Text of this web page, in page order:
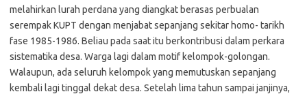
melahirkan lurah perdana yang diangkat berasas perbualan
serempak KUPT dengan menjabat sepanjang sekitar homo- tarikh
fase 1985-1986. Beliau pada saat itu berkontribusi dalam perkara
sistematika desa. Warga lagi dalam motif kelompok-golongan.
Walaupun, ada seluruh kelompok yang memutuskan sepanjang
kembali lagi tinggal dekat desa. Setelah lima tahun sampai janjinya,